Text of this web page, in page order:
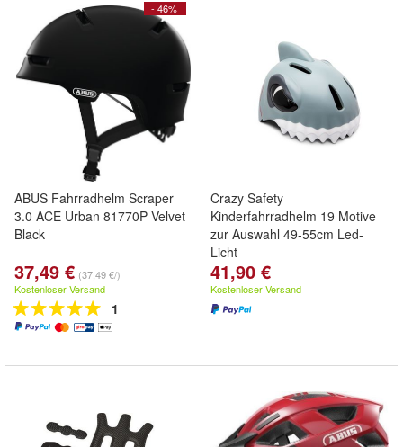
- 46%
ABUS Fahrradhelm Scraper
3.0 ACE Urban 81770P Velvet
Black
37,49 € (37,49 €/)
Kostenloser Versand
1
Crazy Safety
Kinderfahrradhelm 19 Motive
zur Auswahl 49-55cm Led-
Licht
41,90 €
Kostenloser Versand